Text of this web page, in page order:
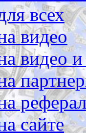
всех
видео
видео
сайте